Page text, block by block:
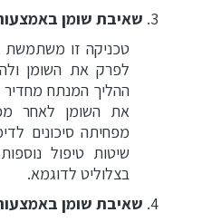
שאיבת שומן
טכניקה זו משתמשת
לפרק את השומן
ההליך המנתח מחדיר
את השומן לאחר
מפחיתה סיכונים
שיטות טיפול
בצלוליט לדוגמא.
שאיבת שומן